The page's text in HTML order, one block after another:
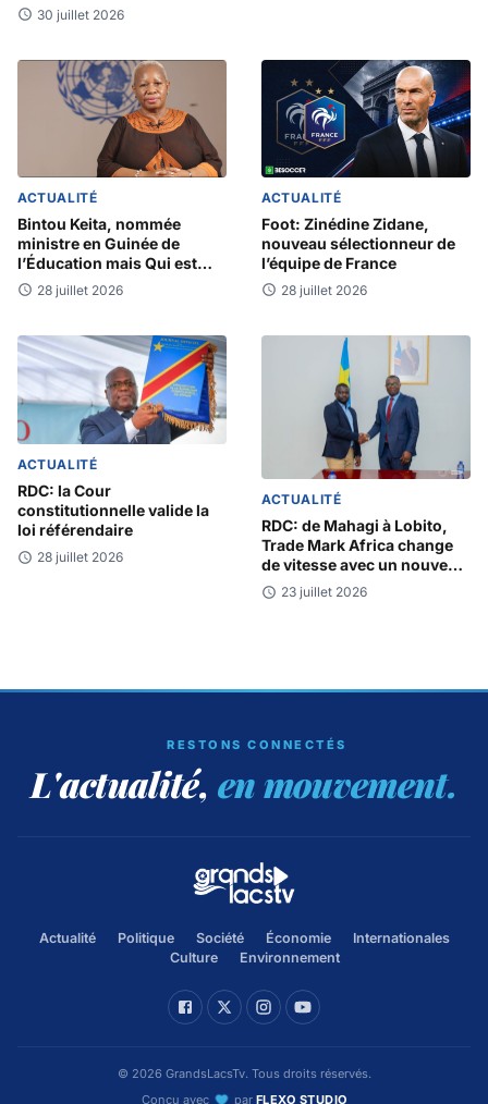
30 juillet 2026
ACTUALITÉ
Bintou Keita, nommée
ministre en Guinée de
l’Éducation mais Qui est
Bintou Keïta?
28 juillet 2026
ACTUALITÉ
Foot: Zinédine Zidane,
nouveau sélectionneur de
l’équipe de France
28 juillet 2026
ACTUALITÉ
RDC: la Cour
constitutionnelle valide la
loi référendaire
28 juillet 2026
ACTUALITÉ
RDC: de Mahagi à Lobito,
Trade Mark Africa change
de vitesse avec un nouveau
Directeur Pays
23 juillet 2026
RESTONS CONNECTÉS
L'actualité, en mouvement.
Actualité Politique Société Économie
Internationales
Culture
Environnement
© 2026 GrandsLacsTv. Tous droits réservés.
Conçu avec
par FLEXO STUDIO